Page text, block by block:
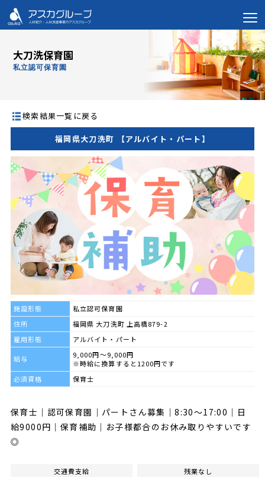
大刀洗保育園
私立認可保育園
検索結果一覧に戻る
福岡県大刀洗町 【アルバイト・パート】
施設形態
私立認可保育園
住所
福岡県 大刀洗町 上高橋879-2
雇用形態
アルバイト・パート
給与
9,000円～9,000円
※時給に換算すると1200円です
必須資格
保育士
保育士｜認可保育園｜パートさん募集｜8:30～17:00｜日
給9000円｜保育補助｜お子様都合のお休み取りやすいです
◎
交通費支給 残業なし